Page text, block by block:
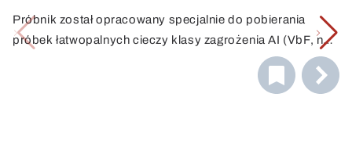
Próbnik został opracowany specjalnie do pobierania
próbek łatwopalnych cieczy klasy zagrożenia AI (VbF, np.
benzyny). Szklana butelka i wąż są połączone
elektrycznie i uziemione za pomocą kabla uziemiającego.